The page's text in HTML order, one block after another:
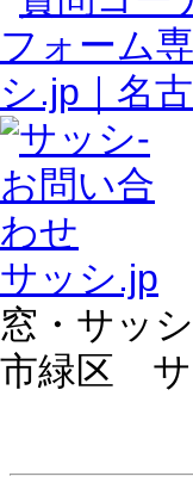
サッシ.jp
窓・サッ
市緑区 サ